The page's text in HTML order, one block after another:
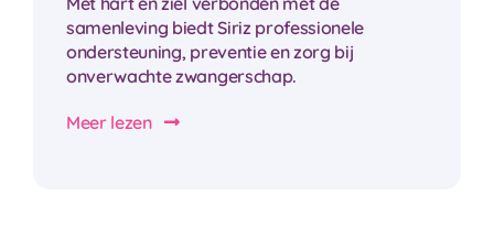
samenleving biedt Siriz professionele
ondersteuning, preventie en zorg bij
onverwachte zwangerschap.
Meer lezen